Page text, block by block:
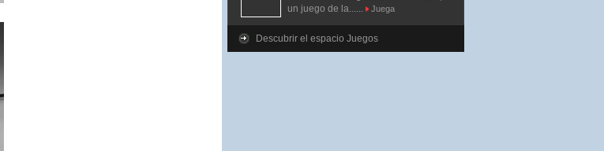
un juego de la......
Juega
Descubrir el espacio Juegos